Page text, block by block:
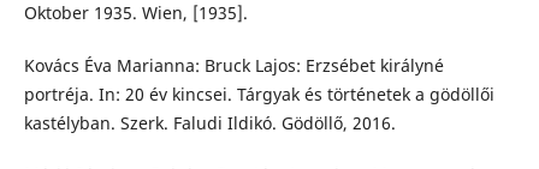
Oktober 1935. Wien, [1935].
Kovács Éva Marianna: Bruck Lajos: Erzsébet királyné
portréja. In: 20 év kincsei. Tárgyak és történetek a gödöllői
kastélyban. Szerk. Faludi Ildikó. Gödöllő, 2016.